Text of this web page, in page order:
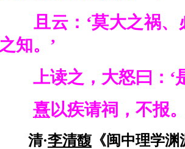
且云：‘莫大之祸、
之知。’
上读之，大怒曰：‘
熹以疾请祠，不报
清·李清馥 《闽中理学渊